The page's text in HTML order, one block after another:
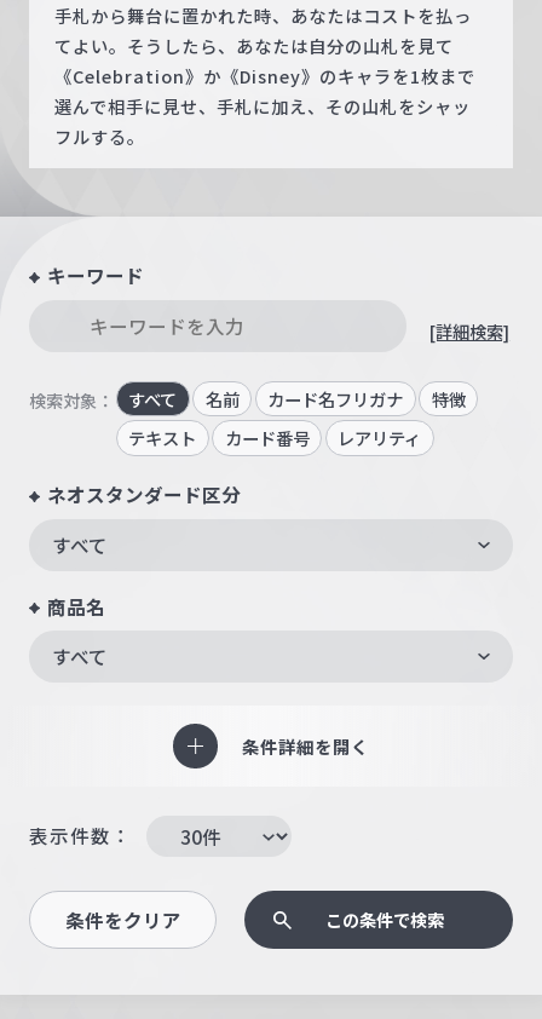
手札から舞台に置かれた時、あなたはコストを払っ
てよい。そうしたら、あなたは自分の山札を見て
《Celebration》か《Disney》のキャラを1枚まで
選んで相手に見せ、手札に加え、その山札をシャッ
フルする。
キーワード
[詳細検索]
検索対象： すべて 名前 カード名フリガナ
特徴
テキスト
カード番号 レアリティ
ネオスタンダード区分
すべて
商品名
すべて
条件詳細を開く
表示件数：
条件をクリア この条件で検索